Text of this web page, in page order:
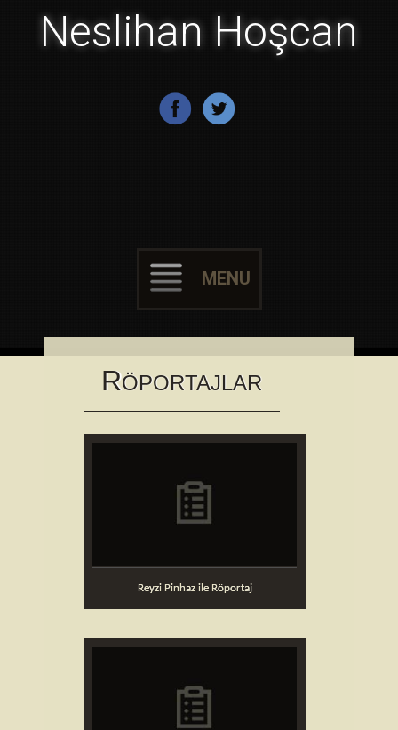
Neslihan Hoşcan
MENU
Skip to content
RÖPORTAJLAR
Reyzi Pinhaz ile Röportaj